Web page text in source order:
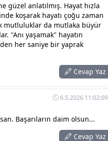
güzel anlatılmış. Hayat hızla
koşarak hayatı çoğu zaman
mutluluklar da mutlaka büyür
"Anı yaşamak" hayatın
her saniye bir yaprak
Cevap Yaz
6.5.2026 11:02:09
Başarıların daim olsun...
Cevap Yaz